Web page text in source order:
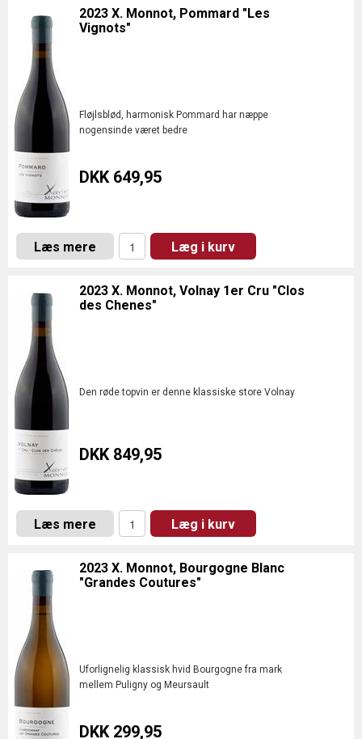
2023 X. Monnot, Pommard "Les
Vignots"
Fløjlsblød, harmonisk Pommard har næppe
nogensinde været bedre
DKK 649,95
Læs mere Læg i kurv
2023 X. Monnot, Volnay 1er Cru "Clos
des Chenes"
Den røde topvin er denne klassiske store Volnay
DKK 849,95
Læs mere Læg i kurv
2023 X. Monnot, Bourgogne Blanc
"Grandes Coutures"
Uforlignelig klassisk hvid Bourgogne fra mark
mellem Puligny og Meursault
DKK 299,95